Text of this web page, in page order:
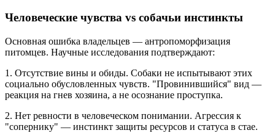
Человеческие чувства vs собачьи инстинкты
Основная ошибка владельцев — антропоморфизация
питомцев. Научные исследования подтверждают:
1. Отсутствие вины и обиды. Собаки не испытывают этих
социально обусловленных чувств. "Провинившийся" вид —
реакция на гнев хозяина, а не осознание проступка.
2. Нет ревности в человеческом понимании. Агрессия к
"сопернику" — инстинкт защиты ресурсов и статуса в стае.